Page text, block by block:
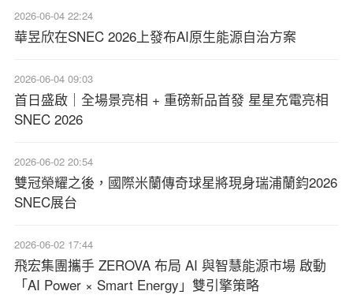
2026-06-04 22:24
華昱欣在SNEC 2026上發布AI原生能源自治方案
2026-06-04 09:03
首日盛啟｜全場景亮相 + 重磅新品首發 星星充電亮相
SNEC 2026
2026-06-02 20:54
雙冠榮耀之後，國際米蘭傳奇球星將現身瑞浦蘭鈞2026
SNEC展台
2026-06-02 17:44
飛宏集團攜手 ZEROVA 布局 AI 與智慧能源市場 啟動
「AI Power × Smart Energy」雙引擎策略